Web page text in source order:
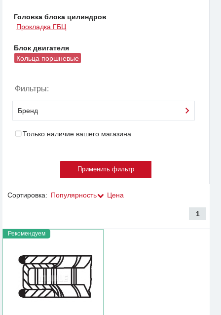
Головка блока цилиндров
Прокладка ГБЦ
Блок двигателя
Кольца поршневые
Фильтры:
Бренд
Только наличие вашего магазина
Сортировка: Популярность Цена
1
Рекомендуем